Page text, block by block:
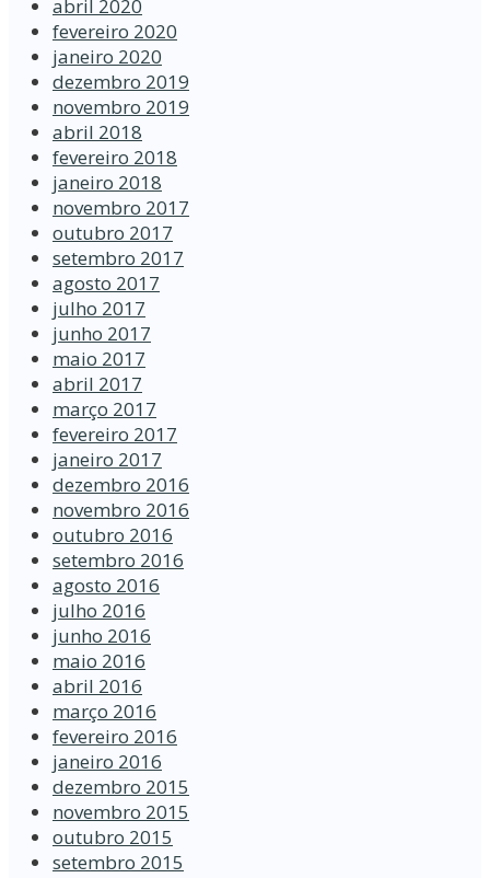
abril 2020
fevereiro 2020
janeiro 2020
dezembro 2019
novembro 2019
abril 2018
fevereiro 2018
janeiro 2018
novembro 2017
outubro 2017
setembro 2017
agosto 2017
julho 2017
junho 2017
maio 2017
abril 2017
março 2017
fevereiro 2017
janeiro 2017
dezembro 2016
novembro 2016
outubro 2016
setembro 2016
agosto 2016
julho 2016
junho 2016
maio 2016
abril 2016
março 2016
fevereiro 2016
janeiro 2016
dezembro 2015
novembro 2015
outubro 2015
setembro 2015